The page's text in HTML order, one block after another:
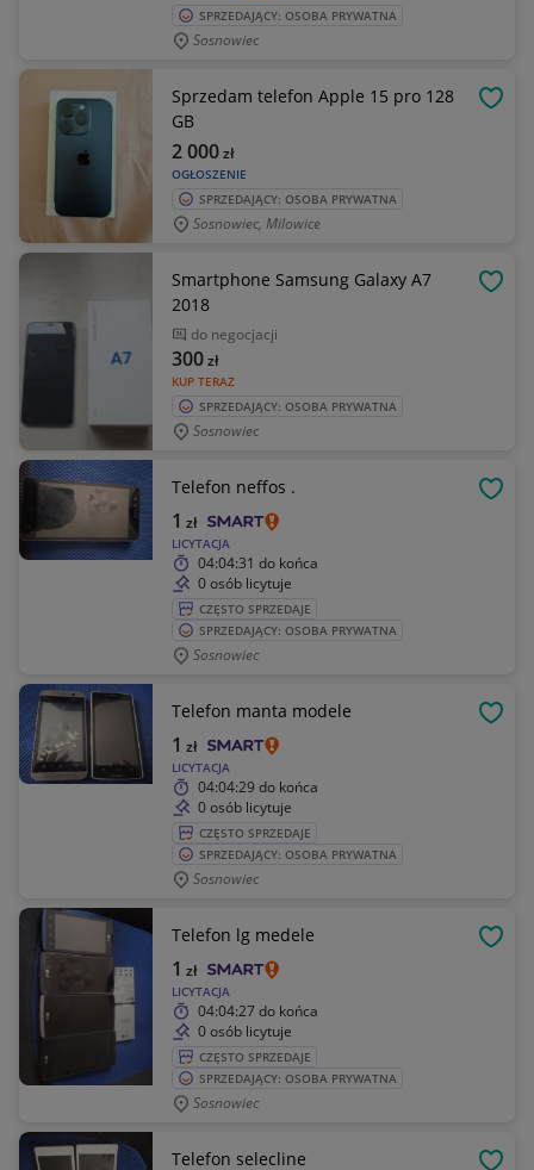
SPRZEDAJĄCY: OSOBA PRYWATNA
Sosnowiec
Sprzedam telefon Apple 15 pro 128
GB
OGŁOSZENIE
2 000zł
SPRZEDAJĄCY: OSOBA PRYWATNA
Sosnowiec, Milowice
Smartphone Samsung Galaxy A7
2018
do negocjacji
KUP TERAZ
300zł
SPRZEDAJĄCY: OSOBA PRYWATNA
Sosnowiec
Telefon neffos .
LICYTACJA
1 zł
04:04:31 do końca
0 osób licytuje
CZĘSTO SPRZEDAJE
SPRZEDAJĄCY: OSOBA PRYWATNA
Sosnowiec
Telefon manta modele
LICYTACJA
1 zł
04:04:29 do końca
0 osób licytuje
CZĘSTO SPRZEDAJE
SPRZEDAJĄCY: OSOBA PRYWATNA
Sosnowiec
Telefon lg medele
LICYTACJA
1 zł
04:04:27do końca
0 osób licytuje
CZĘSTO SPRZEDAJE
SPRZEDAJĄCY: OSOBA PRYWATNA
Sosnowiec
Telefon selecline